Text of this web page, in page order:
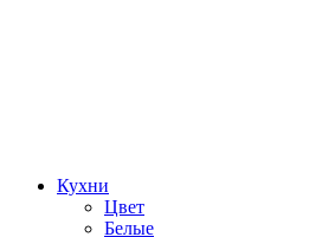
Кухни
Цвет
Белые